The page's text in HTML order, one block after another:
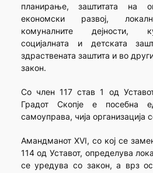
планирање, заштитата на
економски развој,
комуналните дејности,
социјалната и детската
здраствената заштита и во
закон.
Со член 117 став 1 од
Градот Скопје е посебна
самоуправа, чија организација
Амандманот XVI, со кој се
114 од Уставот, определува
се уредува со закон, а врз